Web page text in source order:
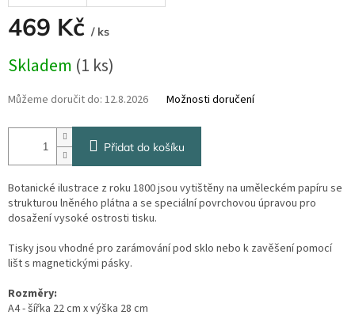
469 Kč / ks
cena:
Skladem (1 ks)
Můžeme doručit do: 12.8.2026 Možnosti doručení
Přidat do košíku
Botanické ilustrace z roku 1800 jsou vytištěny na uměleckém papíru se
strukturou lněného plátna a se speciální povrchovou úpravou pro
dosažení vysoké ostrosti tisku.
Tisky jsou vhodné pro zarámování pod sklo nebo k zavěšení pomocí
lišt s magnetickými pásky.
Rozměry:
A4 - šířka 22 cm x výška 28 cm